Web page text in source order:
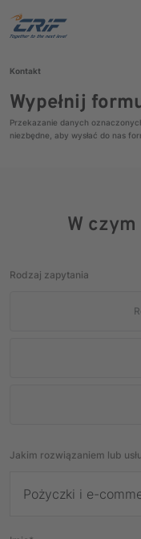
Kontakt
Wypełnij
Przekazanie danych
niezbędne, aby wysłać do nas
W
Rodzaj zapytania
Jakim rozwiązaniem lub